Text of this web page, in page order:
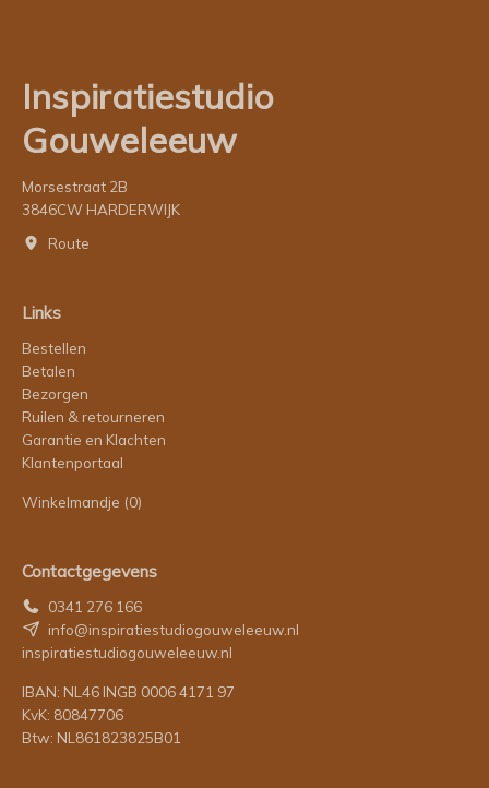
Inspiratiestudio
Gouweleeuw
Morsestraat 2B
3846CW HARDERWIJK
Route
Links
Bestellen
Betalen
Bezorgen
Ruilen & retourneren
Garantie en Klachten
Klantenportaal
Winkelmandje (0)
Contactgegevens
0341 276 166
info@inspiratiestudiogouweleeuw.nl
inspiratiestudiogouweleeuw.nl
IBAN: NL46 INGB 0006 4171 97
KvK: 80847706
Btw: NL861823825B01